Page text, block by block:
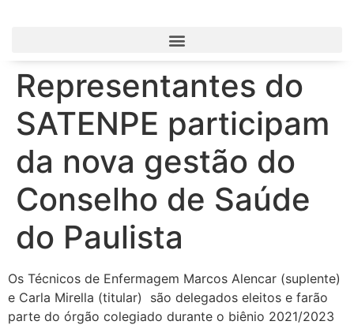
Representantes do
SATENPE participam
da nova gestão do
Conselho de Saúde
do Paulista
Os Técnicos de Enfermagem Marcos Alencar (suplente)
e Carla Mirella (titular) são delegados eleitos e farão
parte do órgão colegiado durante o biênio 2021/2023